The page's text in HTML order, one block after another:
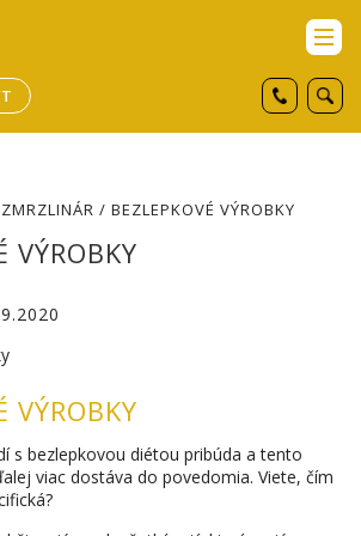
ZMRZLINÁR / BEZLEPKOVÉ VÝROBKY
VÝROBKY
VÝROBKY
s bezlepkovou diétou pribúda a tento
viac dostáva do povedomia. Viete, čím